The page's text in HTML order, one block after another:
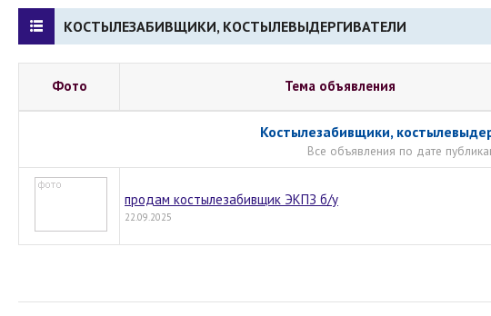
КОСТЫЛЕЗАБИВЩИКИ, КОСТЫЛЕВЫДЕРГИВАТЕЛИ
Фото Тема объявления
Костылезабивщики,
Все объявления по дате
продам костылезабивщик ЭКПЗ б/у
22.09.2025